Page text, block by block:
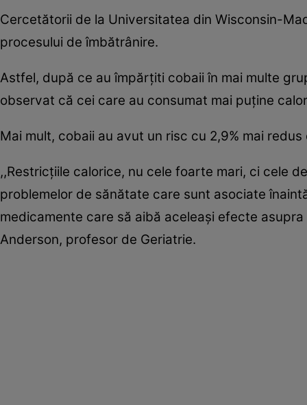
Cercetătorii de la Universitatea din Wisconsin-
procesului de îmbătrânire.
Astfel, după ce au împărţiti cobaii în mai multe
observat că cei care au consumat mai puţine
Mai mult, cobaii au avut un risc cu 2,9% mai
,,Restricţiile calorice, nu cele foarte mari, ci cele
problemelor de sănătate care sunt asociate
medicamente care să aibă aceleaşi efecte
Anderson, profesor de Geriatrie.